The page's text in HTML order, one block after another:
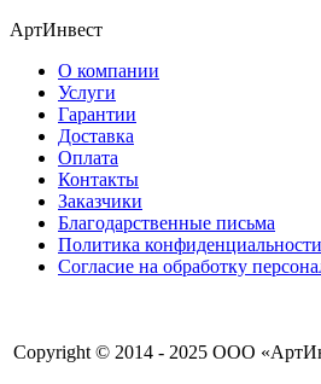
АртИнвест
О компании
Услуги
Гарантии
Доставка
Оплата
Контакты
Заказчики
Благодарственные письма
Политика конфиденциальности
Согласие на обработку
Copyright © 2014 - 2025 ООО